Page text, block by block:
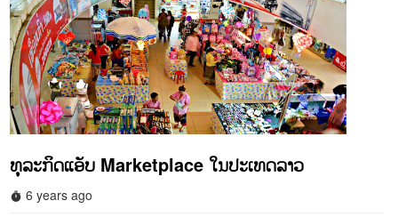
ທຸລະກິດແອັບ Marketplace ໃນປະເທດລາວ
timer 6 years ago